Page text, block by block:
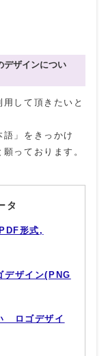
ザインについ
して頂きたいと
」をきっかけ
っております。
タ
形式,
ザイン(PNG
ロゴデザイ